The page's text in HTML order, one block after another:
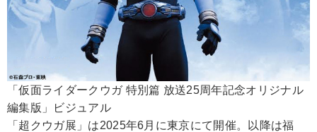
「仮面ライダークウガ 特別篇 放送25周年記念オリジナル
編集版」ビジュアル
「超クウガ展」は2025年6月に東京にて開催。以降は福